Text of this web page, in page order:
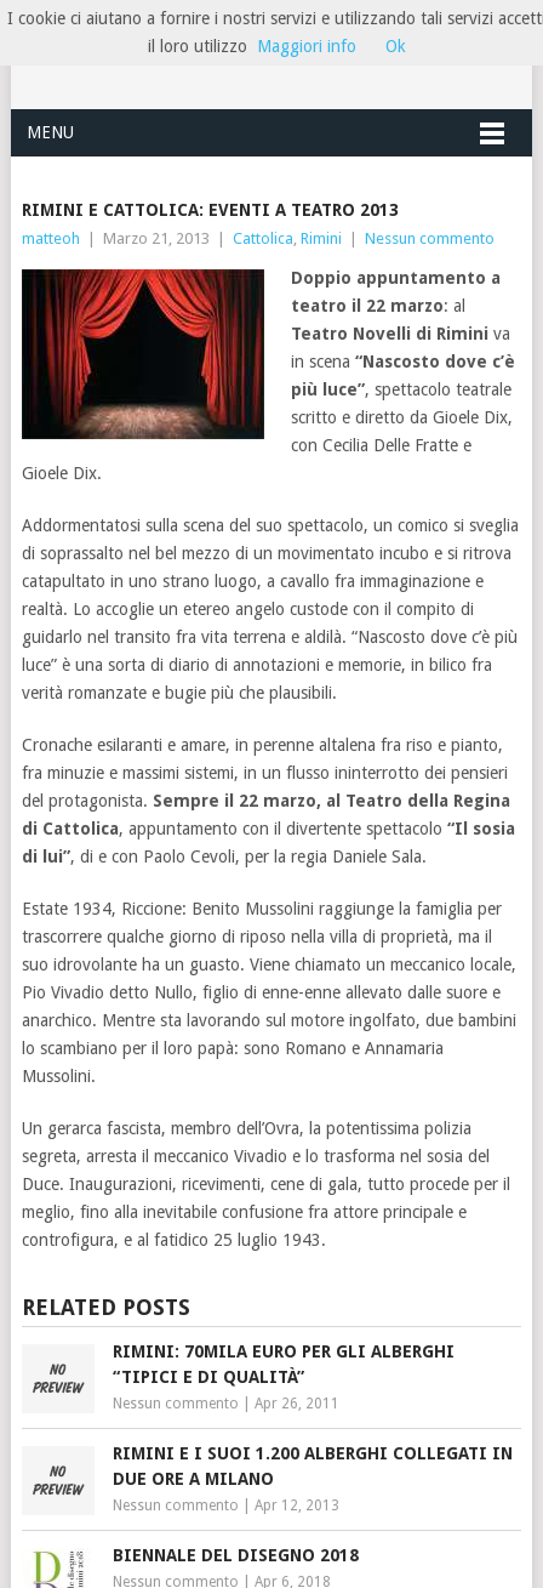
MENU
RIMINI E CATTOLICA: EVENTI A TEATRO 2013
matteoh Marzo 21, 2013 Cattolica, Rimini Nessun commento
Doppio appuntamento a
teatro il 22 marzo: al
Teatro Novelli di Rimini va
in scena “Nascosto dove c’è
più luce”, spettacolo teatrale
scritto e diretto da Gioele Dix,
con Cecilia Delle Fratte e
Gioele Dix.
Addormentatosi sulla scena del suo spettacolo, un comico si sveglia
di soprassalto nel bel mezzo di un movimentato incubo e si ritrova
catapultato in uno strano luogo, a cavallo fra immaginazione e
realtà. Lo accoglie un etereo angelo custode con il compito di
guidarlo nel transito fra vita terrena e aldilà. “Nascosto dove c’è più
luce” è una sorta di diario di annotazioni e memorie, in bilico fra
verità romanzate e bugie più che plausibili.
Cronache esilaranti e amare, in perenne altalena fra riso e pianto,
fra minuzie e massimi sistemi, in un flusso ininterrotto dei pensieri
del protagonista. Sempre il 22 marzo, al Teatro della Regina
di Cattolica, appuntamento con il divertente spettacolo “Il sosia
di lui”, di e con Paolo Cevoli, per la regia Daniele Sala.
Estate 1934, Riccione: Benito Mussolini raggiunge la famiglia per
trascorrere qualche giorno di riposo nella villa di proprietà, ma il
suo idrovolante ha un guasto. Viene chiamato un meccanico locale,
Pio Vivadio detto Nullo, figlio di enne-enne allevato dalle suore e
anarchico. Mentre sta lavorando sul motore ingolfato, due bambini
lo scambiano per il loro papà: sono Romano e Annamaria
Mussolini.
Un gerarca fascista, membro dell’Ovra, la potentissima polizia
segreta, arresta il meccanico Vivadio e lo trasforma nel sosia del
Duce. Inaugurazioni, ricevimenti, cene di gala, tutto procede per il
meglio, fino alla inevitabile confusione fra attore principale e
controfigura, e al fatidico 25 luglio 1943.
RELATED POSTS
RIMINI: 70MILA EURO PER GLI ALBERGHI
“TIPICI E DI QUALITÀ”
Nessun commento Apr 26, 2011
RIMINI E I SUOI 1.200 ALBERGHI COLLEGATI IN
DUE ORE A MILANO
Nessun commento Apr 12, 2013
BIENNALE DEL DISEGNO 2018
Nessun commento Apr 6, 2018
I cookie ci aiutano a fornire i nostri servizi e utilizzando tali servizi
il loro utilizzo
Maggiori info Ok